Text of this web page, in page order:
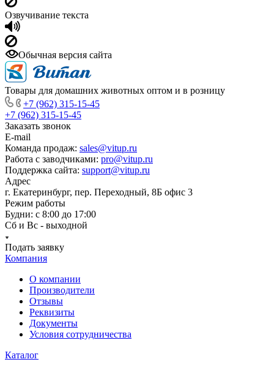
Озвучивание текста
Обычная версия сайта
Товары для домашних животных оптом и в розницу
+7 (962) 315-15-45
+7 (962) 315-15-45
Заказать звонок
E-mail
Команда продаж: sales@vitup.ru
Работа с заводчиками: pro@vitup.ru
Поддержка сайта: support@vitup.ru
Адрес
г. Екатеринбург, пер. Переходный, 8Б офис 3
Режим работы
Будни: с 8:00 до 17:00
Сб и Вс - выходной
Подать заявку
Компания
О компании
Производители
Отзывы
Реквизиты
Документы
Условия сотрудничества
Каталог